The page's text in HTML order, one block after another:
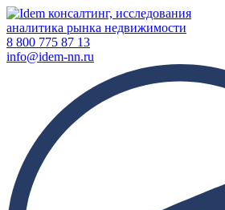
консалтинг, исследования
аналитика рынка недвижимости
8 800 775 87 13
info@idem-nn.ru